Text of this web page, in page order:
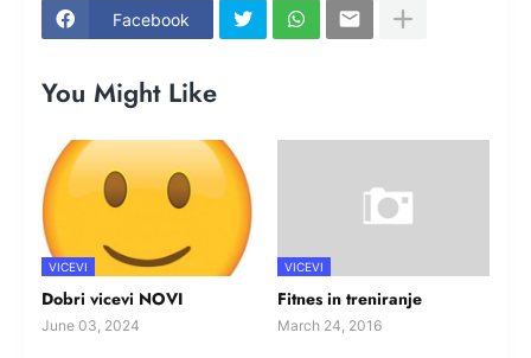
Facebook
You Might Like
VICEVI
Dobri vicevi NOVI
June 03, 2024
VICEVI
Fitnes in treniranje
March 24, 2016